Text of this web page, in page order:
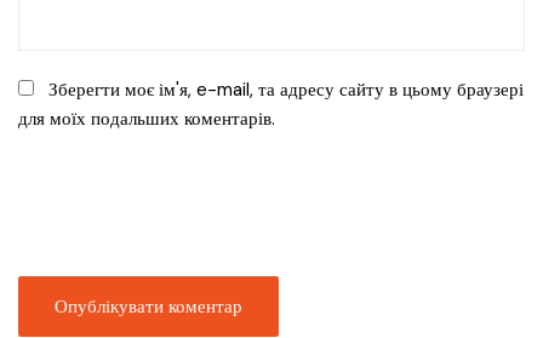
Зберегти моє ім'я, e-mail, та адресу сайту в цьому браузері
для моїх подальших коментарів.